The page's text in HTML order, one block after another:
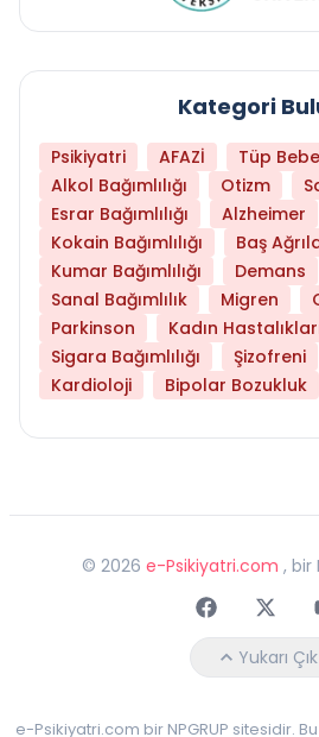
Kategori
Psikiyatri AFAZİ
Tüp
Alkol Bağımlılığı
Otizm
Esrar Bağımlılığı
Alzheimer
Kokain Bağımlılığı
Baş
Kumar Bağımlılığı
Demans
Sanal Bağımlılık
Migren
Parkinson
Kadın
Sigara Bağımlılığı
Şizofreni
Kardioloji
Bipolar Bozukluk
© 2026 e-Psikiyatri.com , bir
Faceebok
Yukarı Çık
e-Psikiyatri.com bir NPGRUP sitesidir.